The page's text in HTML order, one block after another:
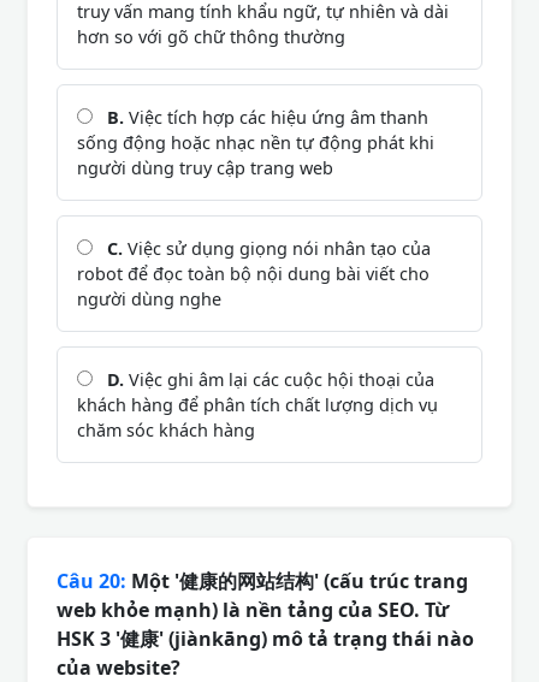
truy vấn mang tính khẩu ngữ, tự nhiên và dài
hơn so với gõ chữ thông thường
B. Việc tích hợp các hiệu ứng âm thanh
sống động hoặc nhạc nền tự động phát khi
người dùng truy cập trang web
C. Việc sử dụng giọng nói nhân tạo của
robot để đọc toàn bộ nội dung bài viết cho
người dùng nghe
D. Việc ghi âm lại các cuộc hội thoại của
khách hàng để phân tích chất lượng dịch vụ
chăm sóc khách hàng
Câu 20: Một '健康的网站结构' (cấu trúc trang
web khỏe mạnh) là nền tảng của SEO. Từ
HSK 3 '健康' (jiànkāng) mô tả trạng thái nào
của website?